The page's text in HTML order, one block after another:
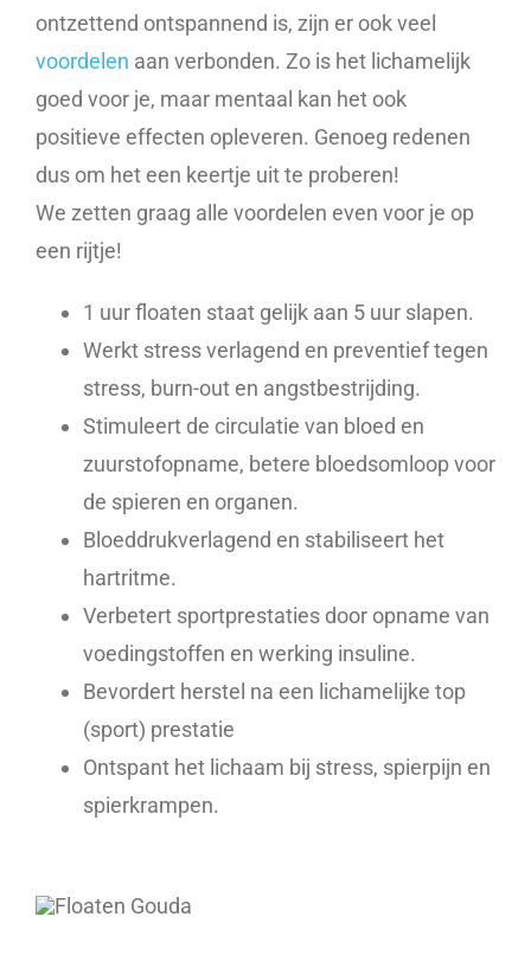
ontzettend ontspannend is, zijn er ook veel
voordelen aan verbonden. Zo is het lichamelijk
goed voor je, maar mentaal kan het ook
positieve effecten opleveren. Genoeg redenen
dus om het een keertje uit te proberen!
We zetten graag alle voordelen even voor je op
een rijtje!
1 uur floaten staat gelijk aan 5 uur slapen.
Werkt stress verlagend en preventief tegen
stress, burn-out en angstbestrijding.
Stimuleert de circulatie van bloed en
zuurstofopname, betere bloedsomloop voor
de spieren en organen.
Bloeddrukverlagend en stabiliseert het
hartritme.
Verbetert sportprestaties door opname van
voedingstoffen en werking insuline.
Bevordert herstel na een lichamelijke top
(sport) prestatie
Ontspant het lichaam bij stress, spierpijn en
spierkrampen.